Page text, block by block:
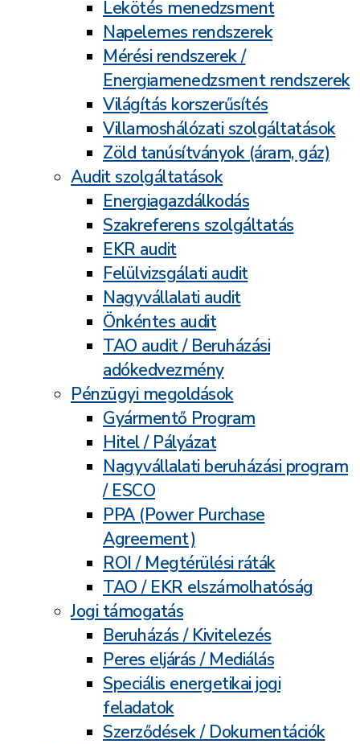
Lekötés menedzsment
Napelemes rendszerek
Mérési rendszerek /
Energiamenedzsment rendszerek
Világítás korszerűsítés
Villamoshálózati szolgáltatások
Zöld tanúsítványok (áram, gáz)
Audit szolgáltatások
Energiagazdálkodás
Szakreferens szolgáltatás
EKR audit
Felülvizsgálati audit
Nagyvállalati audit
Önkéntes audit
TAO audit / Beruházási
adókedvezmény
Pénzügyi megoldások
Gyármentő Program
Hitel / Pályázat
Nagyvállalati beruházási program
/ ESCO
PPA (Power Purchase
Agreement)
ROI / Megtérülési ráták
TAO / EKR elszámolhatóság
Jogi támogatás
Beruházás / Kivitelezés
Peres eljárás / Mediálás
Speciális energetikai jogi
feladatok
Szerződések / Dokumentációk